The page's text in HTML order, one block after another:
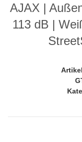
AJAX |
113 dB |